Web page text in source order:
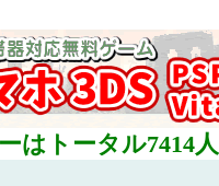
はトータル7414